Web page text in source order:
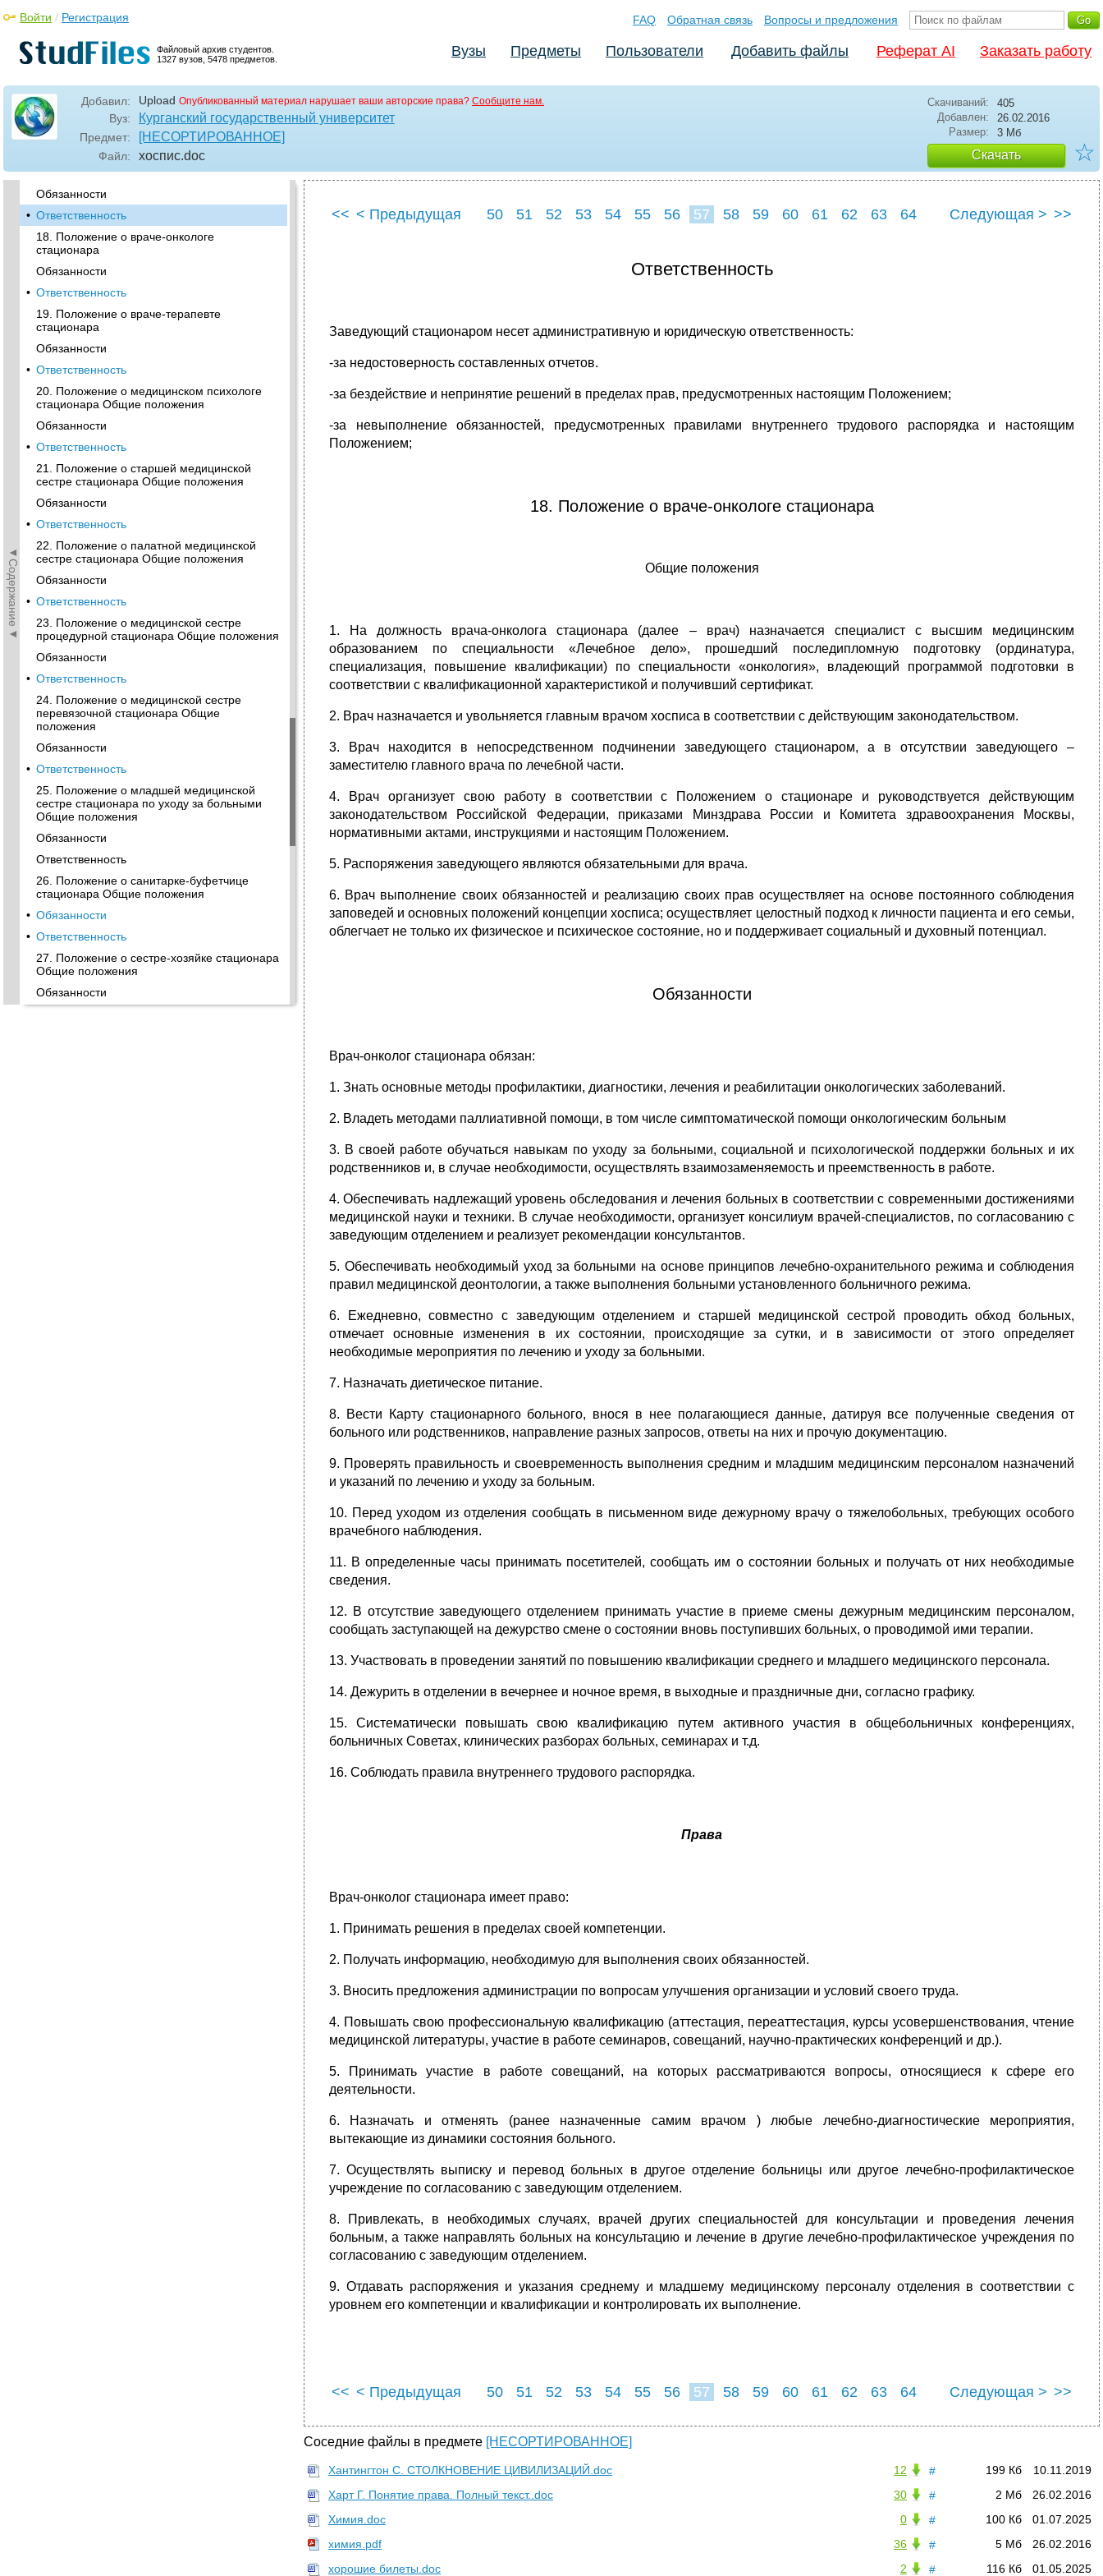
Файловый архив студентов.
1327 вузов, 5478 предметов.
Войти / Регистрация FAQ Обратная связь Вопросы и предложения
Вузы Предметы Пользователи Добавить файлы Реферат AI Заказать работу
Добавил: Upload Опубликованный материал нарушает ваши авторские права? Сообщите нам.
Вуз: Курганский государственный университет
Предмет: [НЕСОРТИРОВАННОЕ]
Файл: хоспис.doc
Скачиваний:
405
Добавлен:
26.02.2016
Размер:
3 Мб
Скачать ☆
◄Содержание◄
Обязанности
• Ответственность
16. Положение о медицинском регистраторе
Обязанности
• Ответственность
Персонал стационара
17. Положение о заведующем стационаром
Общие положения
Обязанности
• Ответственность
18. Положение о враче-онкологе
стационара
Обязанности
• Ответственность
19. Положение о враче-терапевте
стационара
Обязанности
• Ответственность
20. Положение о медицинском психологе
стационара Общие положения
Обязанности
• Ответственность
21. Положение о старшей медицинской
сестре стационара Общие положения
Обязанности
• Ответственность
22. Положение о палатной медицинской
сестре стационара Общие положения
Обязанности
• Ответственность
23. Положение о медицинской сестре
процедурной стационара Общие положения
Обязанности
• Ответственность
24. Положение о медицинской сестре
перевязочной стационара Общие
положения
Обязанности
• Ответственность
25. Положение о младшей медицинской
сестре стационара по уходу за больными
Общие положения
Обязанности
Ответственность
26. Положение о санитарке-буфетчице
стационара Общие положения
• Обязанности
• Ответственность
27. Положение о сестре-хозяйке стационара
Общие положения
Обязанности
<< < Предыдущая 50 51 52 53 54 55 56 57 58 59 60 61 62 63
64
Следующая > >>
Ответственность
Заведующий стационаром несет административную и юридическую ответственность:
-за недостоверность составленных отчетов.
-за бездействие и непринятие решений в пределах прав, предусмотренных настоящим Положением;
-за невыполнение обязанностей, предусмотренных правилами внутреннего трудового распорядка и настоящим
Положением;
18. Положение о враче-онкологе стационара
Общие положения
1. На должность врача-онколога стационара (далее – врач) назначается специалист с высшим медицинским
образованием по специальности «Лечебное дело», прошедший последипломную подготовку (ординатура,
специализация, повышение квалификации) по специальности «онкология», владеющий программой подготовки в
соответствии с квалификационной характеристикой и получивший сертификат.
2. Врач назначается и увольняется главным врачом хосписа в соответствии с действующим законодательством.
3. Врач находится в непосредственном подчинении заведующего стационаром, а в отсутствии заведующего –
заместителю главного врача по лечебной части.
4. Врач организует свою работу в соответствии с Положением о стационаре и руководствуется действующим
законодательством Российской Федерации, приказами Минздрава России и Комитета здравоохранения Москвы,
нормативными актами, инструкциями и настоящим Положением.
5. Распоряжения заведующего являются обязательными для врача.
6. Врач выполнение своих обязанностей и реализацию своих прав осуществляет на основе постоянного соблюдения
заповедей и основных положений концепции хосписа; осуществляет целостный подход к личности пациента и его семьи,
облегчает не только их физическое и психическое состояние, но и поддерживает социальный и духовный потенциал.
Обязанности
Врач-онколог стационара обязан:
1. Знать основные методы профилактики, диагностики, лечения и реабилитации онкологических заболеваний.
2. Владеть методами паллиативной помощи, в том числе симптоматической помощи онкологическим больным
3. В своей работе обучаться навыкам по уходу за больными, социальной и психологической поддержки больных и их
родственников и, в случае необходимости, осуществлять взаимозаменяемость и преемственность в работе.
4. Обеспечивать надлежащий уровень обследования и лечения больных в соответствии с современными достижениями
медицинской науки и техники. В случае необходимости, организует консилиум врачей-специалистов, по согласованию с
заведующим отделением и реализует рекомендации консультантов.
5. Обеспечивать необходимый уход за больными на основе принципов лечебно-охранительного режима и соблюдения
правил медицинской деонтологии, а также выполнения больными установленного больничного режима.
6. Ежедневно, совместно с заведующим отделением и старшей медицинской сестрой проводить обход больных,
отмечает основные изменения в их состоянии, происходящие за сутки, и в зависимости от этого определяет
необходимые мероприятия по лечению и уходу за больными.
7. Назначать диетическое питание.
8. Вести Карту стационарного больного, внося в нее полагающиеся данные, датируя все полученные сведения от
больного или родственников, направление разных запросов, ответы на них и прочую документацию.
9. Проверять правильность и своевременность выполнения средним и младшим медицинским персоналом назначений
и указаний по лечению и уходу за больным.
10. Перед уходом из отделения сообщать в письменном виде дежурному врачу о тяжелобольных, требующих особого
врачебного наблюдения.
11. В определенные часы принимать посетителей, сообщать им о состоянии больных и получать от них необходимые
сведения.
12. В отсутствие заведующего отделением принимать участие в приеме смены дежурным медицинским персоналом,
сообщать заступающей на дежурство смене о состоянии вновь поступивших больных, о проводимой ими терапии.
13. Участвовать в проведении занятий по повышению квалификации среднего и младшего медицинского персонала.
14. Дежурить в отделении в вечернее и ночное время, в выходные и праздничные дни, согласно графику.
15. Систематически повышать свою квалификацию путем активного участия в общебольничных конференциях,
больничных Советах, клинических разборах больных, семинарах и т.д.
16. Соблюдать правила внутреннего трудового распорядка.
Права
Врач-онколог стационара имеет право:
1. Принимать решения в пределах своей компетенции.
2. Получать информацию, необходимую для выполнения своих обязанностей.
3. Вносить предложения администрации по вопросам улучшения организации и условий своего труда.
4. Повышать свою профессиональную квалификацию (аттестация, переаттестация, курсы усовершенствования, чтение
медицинской литературы, участие в работе семинаров, совещаний, научно-практических конференций и др.).
5. Принимать участие в работе совещаний, на которых рассматриваются вопросы, относящиеся к сфере его
деятельности.
6. Назначать и отменять (ранее назначенные самим врачом ) любые лечебно-диагностические мероприятия,
вытекающие из динамики состояния больного.
7. Осуществлять выписку и перевод больных в другое отделение больницы или другое лечебно-профилактическое
учреждение по согласованию с заведующим отделением.
8. Привлекать, в необходимых случаях, врачей других специальностей для консультации и проведения лечения
больным, а также направлять больных на консультацию и лечение в другие лечебно-профилактическое учреждения по
согласованию с заведующим отделением.
9. Отдавать распоряжения и указания среднему и младшему медицинскому персоналу отделения в соответствии с
уровнем его компетенции и квалификации и контролировать их выполнение.
<< < Предыдущая 50 51 52 53 54 55 56 57 58 59 60 61 62 63
64
Следующая > >>
Соседние файлы в предмете [НЕСОРТИРОВАННОЕ]
# 10.11.2019
199 Кб
12
Хантингтон С. СТОЛКНОВЕНИЕ ЦИВИЛИЗАЦИЙ.doc
#
26.02.2016
2 Мб
30
Харт Г. Понятие права. Полный текст..doc
#
01.07.2025
100 Кб
0
Химия.doc
#
26.02.2016
5 Мб
36
химия.pdf
#
01.05.2025
116 Кб
2
хорошие билеты.doc